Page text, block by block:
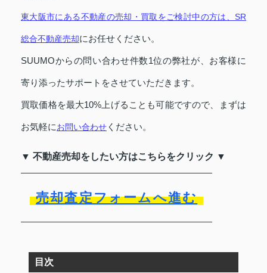
東大阪市にある不動産の売却・買取をご検討中の方は、SR
総合不動産売却にお任せください。
SUUMOからの問い合わせ件数1位の弊社が、お客様に
寄り添ったサポートをさせていただきます。
買取価格を最大10%上げることも可能ですので、まずは
お気軽にお問い合わせ ください。
▼ 不動産売却をしたい方はこちらをクリック ▼
売却査定フォームへ進む
目次